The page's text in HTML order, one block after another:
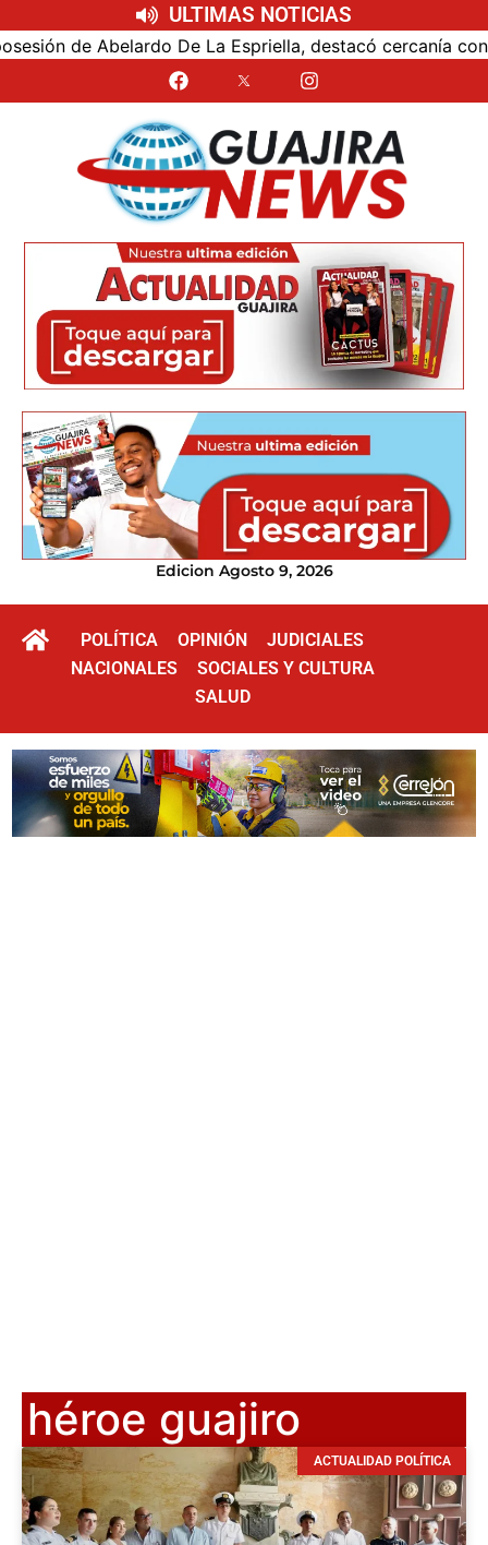
ULTIMAS NOTICIAS
de Abelardo De La Espriella, destacó cercanía con el
Edicion Agosto 9, 2026
POLÍTICA OPINIÓN
JUDICIALES
NACIONALES
SOCIALES Y CULTURA
SALUD
héroe guajiro
ACTUALIDAD POLÍTICA